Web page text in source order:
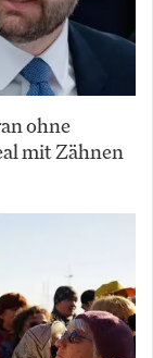
ohne
mit Zähnen